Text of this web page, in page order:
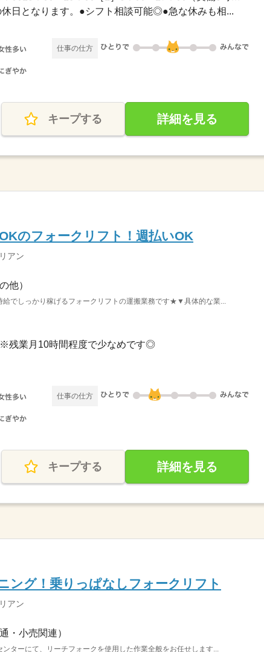
日となります。●シフト相談可能◎●急な休みも相...
仕事の仕方
キープする 詳細を見る
のフォークリフト！週払いOK
アン
他）
給でしっかり稼げるフォークリフトの運搬業務です★▼具体的な業...
残業月10時間程度で少なめです◎
仕事の仕方
キープする 詳細を見る
ング！乗りっぱなしフォークリフト
アン
・小売関連）
ンターにて、リーチフォークを使用した作業全般をお任せします...